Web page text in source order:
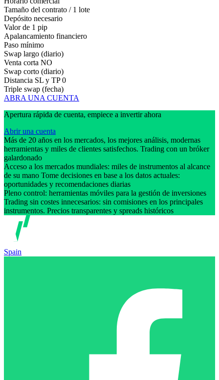
Tamaño del contrato / 1 lote
Depósito necesario
Valor de 1 pip
Apalancamiento financiero
Paso mínimo
Swap largo (diario)
Venta corta NO
Swap corto (diario)
Distancia SL y TP 0
Triple swap (fecha)
ABRA UNA CUENTA
Apertura rápida de cuenta, empiece a invertir ahora
Abrir una cuenta
Más de 20 años en los mercados, los mejores análisis, modernas
herramientas y miles de clientes satisfechos. Trading con un bróker
galardonado
Acceso a los mercados mundiales: miles de instrumentos al alcance
de su mano Tome decisiones en base a los datos actuales:
oportunidades y recomendaciones diarias
Pleno control: herramientas móviles para la gestión de inversiones
Trading sin costes innecesarios: sin comisiones en los principales
instrumentos. Precios transparentes y spreads históricos
Spain